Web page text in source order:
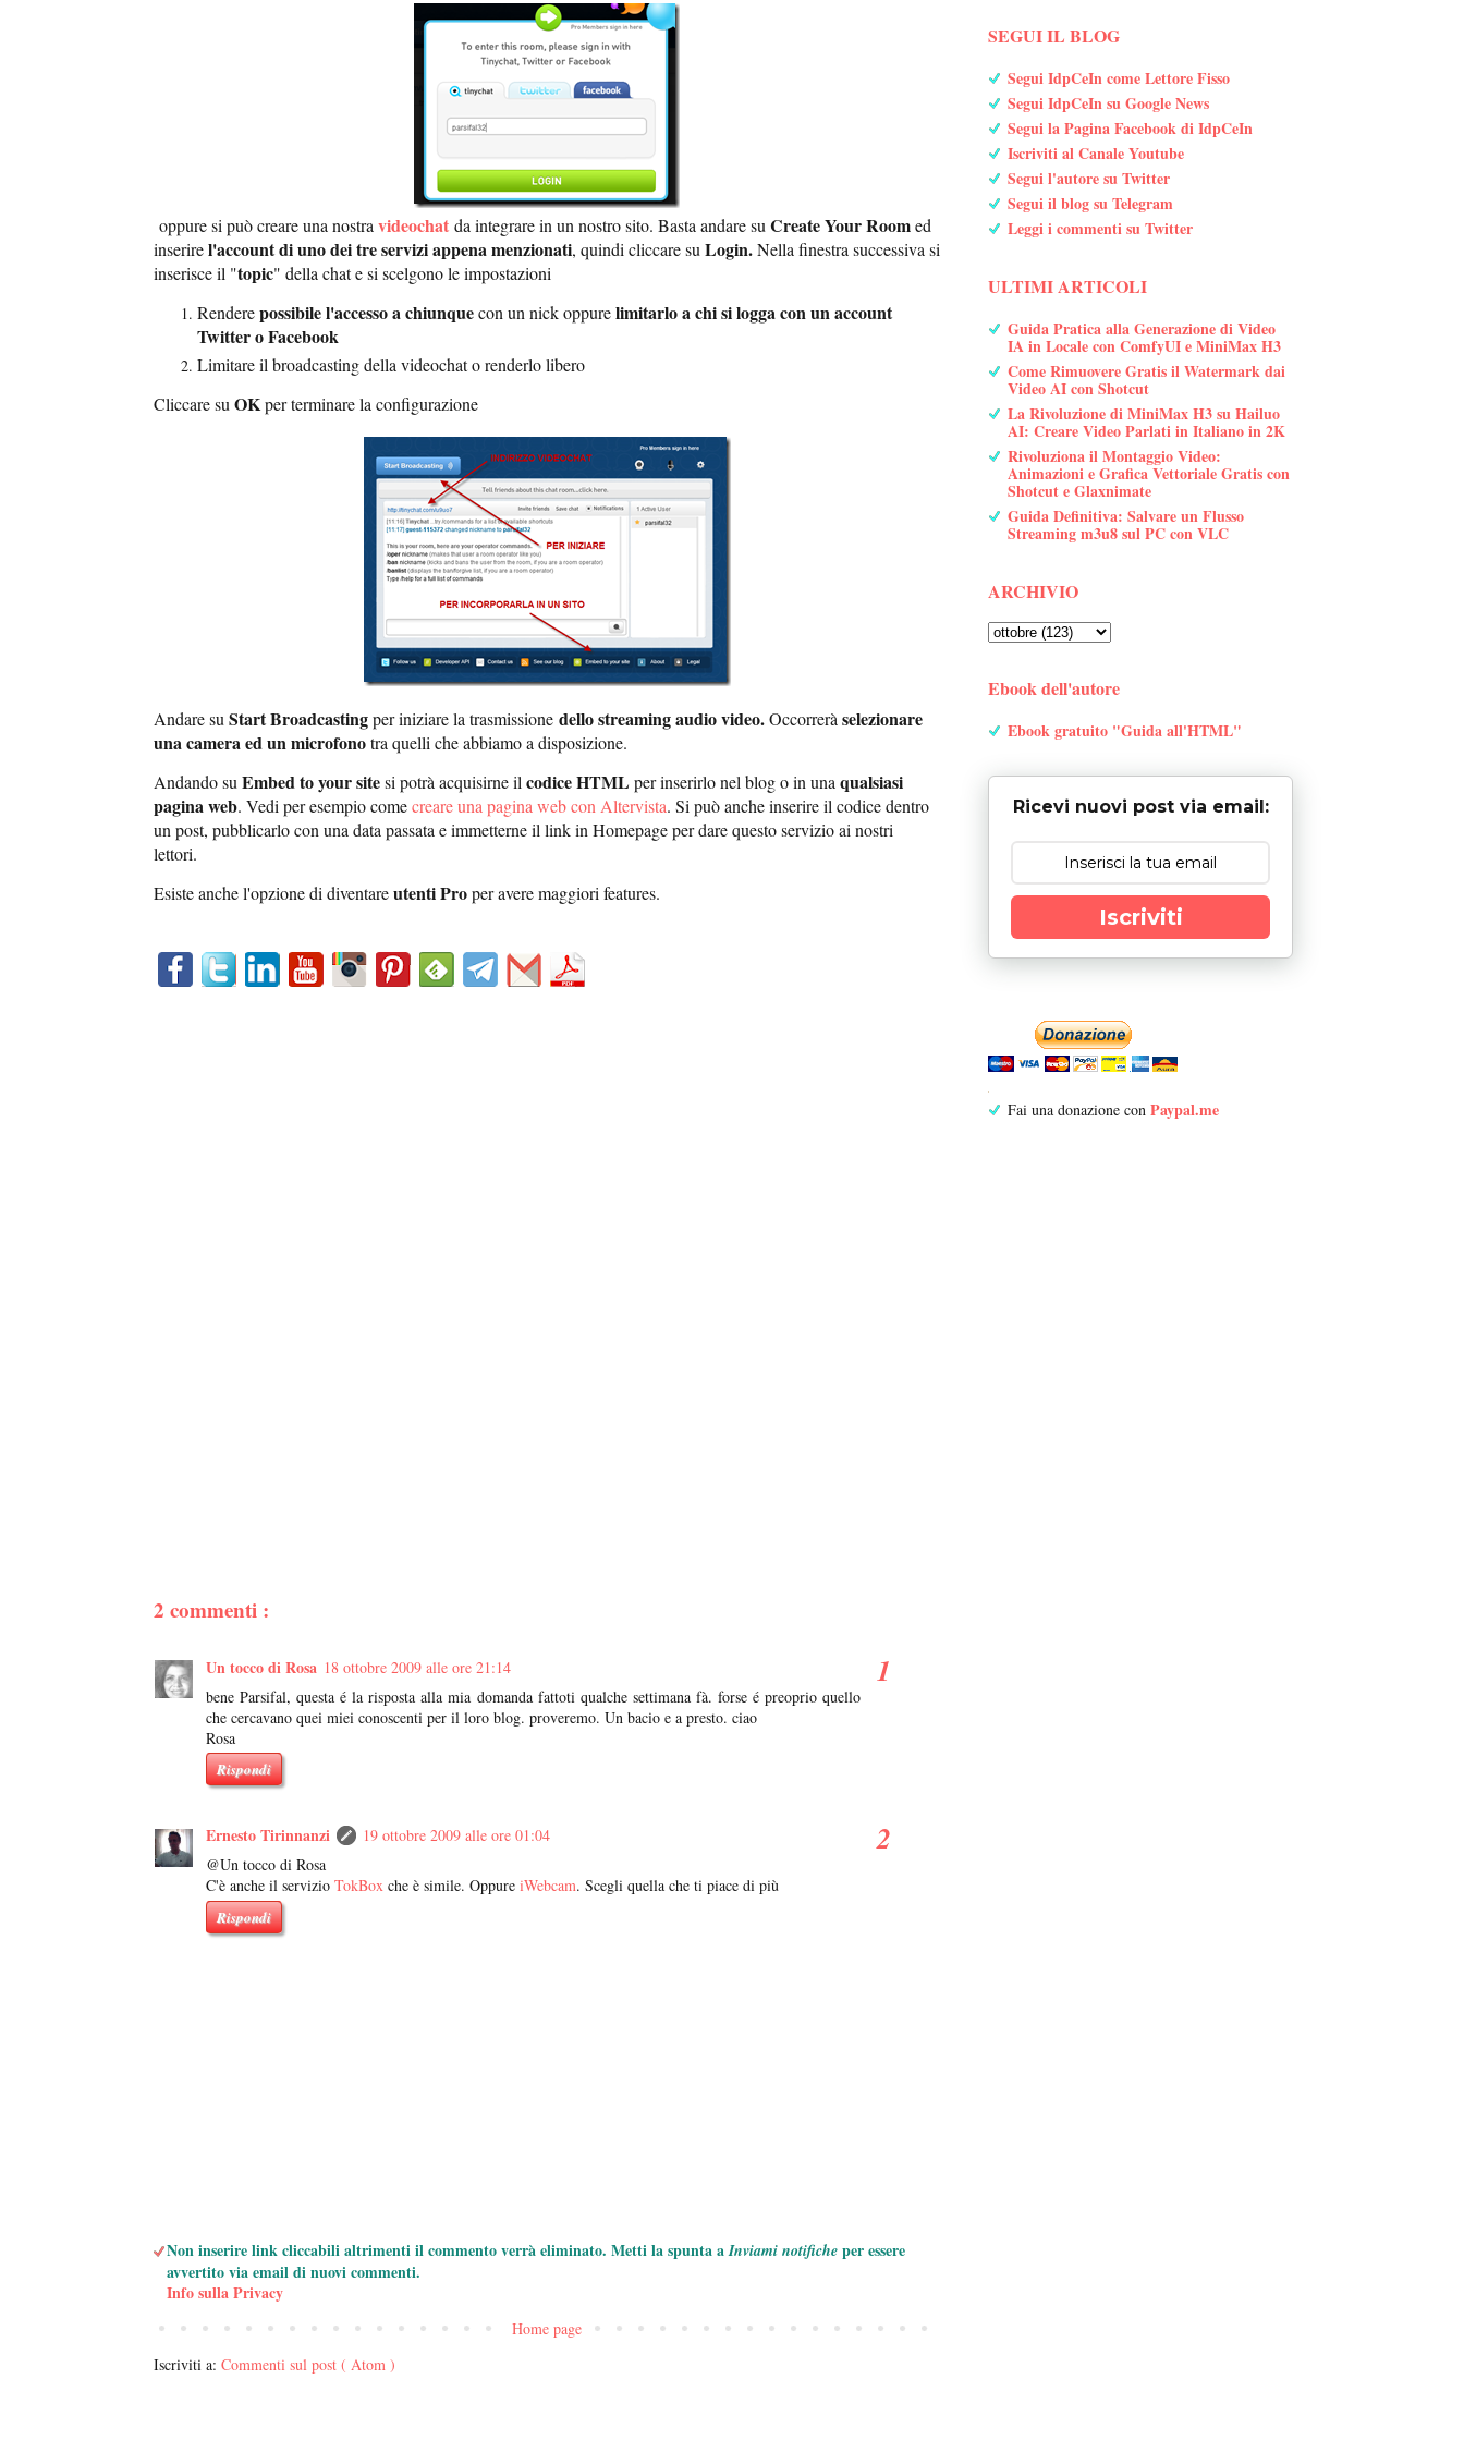
oppure si può creare una nostra videochat da integrare in un nostro sito. Basta andare su Create Your Roomed
inserirel'account di uno dei tre servizi appena menzionati, quindi cliccare su Login.Nella finestra successiva si
inserisce il "topic" della chat e si scelgono le impostazioni
Renderepossibile l'accesso a chiunquecon un nick oppurelimitarlo a chi si logga con un account
Twitter o Facebook
Limitare il broadcasting della videochat o renderlo libero
Cliccare su OKper terminare la configurazione
Andare su Start Broadcastingper iniziare la trasmissione dellostreamingaudio video.Occorrerà selezionare
una camera ed un microfonotra quelli che abbiamo a disposizione.
Andando su Embed to your sitesi potrà acquisirne il codice HTML per inserirlo nel blog o in una qualsiasi
pagina web. Vedi per esempio comecreare una pagina web con Altervista. Si può anche inserire il codice dentro
un post, pubblicarlo con una data passata e immetterne il link in Homepage per dare questo servizio ai nostri
lettori.
Esiste anche l'opzione di diventareutenti Proper avere maggiori features.
2 commenti :
Un tocco di Rosa 18 ottobre 2009 alle ore 21:14
bene Parsifal, questa é la risposta alla mia domanda fattoti qualche settimana fà. forse é preoprio quello
che cercavano quei miei conoscenti per il loro blog. proveremo. Un bacio e a presto. ciao
Rosa
Rispondi
Ernesto Tirinnanzi
19 ottobre 2009 alle ore 01:04
@Un tocco di Rosa
C'è anche il servizio TokBox che è simile. Oppure iWebcam. Scegli quella che ti piace di più
Rispondi
Non inserire link cliccabili altrimenti il commento verrà eliminato. Metti la spunta aInviami notifiche per essere
avvertito via email di nuovi commenti.
Info sulla Privacy
Home page
Iscriviti a: Commenti sul post ( Atom )
SEGUI IL BLOG
Segui IdpCeIn come Lettore Fisso
Segui IdpCeIn su Google News
Segui la Pagina Facebook di IdpCeIn
Iscriviti al Canale Youtube
Segui l'autore su Twitter
Segui il blog su Telegram
Leggi i commenti su Twitter
ULTIMI ARTICOLI
Guida Pratica alla Generazione di Video
IA in Locale con ComfyUI e MiniMax H3
Come Rimuovere Gratis il Watermark dai
Video AI con Shotcut
La Rivoluzione di MiniMax H3 su Hailuo
AI: Creare Video Parlati in Italiano in 2K
Rivoluziona il Montaggio Video:
Animazioni e Grafica Vettoriale Gratis con
Shotcut e Glaxnimate
Guida Definitiva: Salvare un Flusso
Streaming m3u8 sul PC con VLC
ARCHIVIO
Ebook dell'autore
Ebook gratuito "Guida all'HTML"
Ricevi nuovi post via email:
Iscriviti
Fai una donazione con Paypal.me